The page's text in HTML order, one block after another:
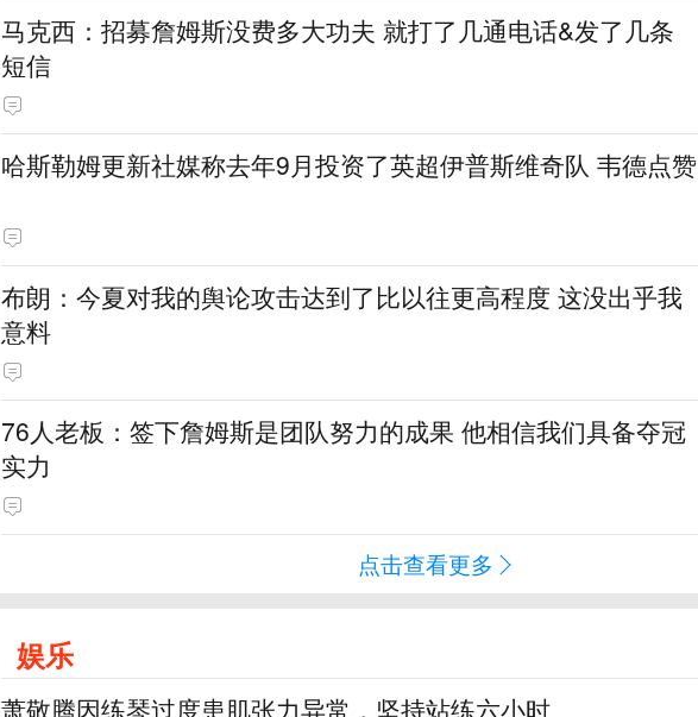
马克西：招募詹姆斯没费多大功夫 就打了几通电话&发了几条
短信
哈斯勒姆更新社媒称去年9月投资了英超伊普斯维奇队 韦德点赞
布朗：今夏对我的舆论攻击达到了比以往更高程度 这没出乎我
意料
76人老板：签下詹姆斯是团队努力的成果 他相信我们具备夺冠
实力
点击查看更多
娱乐
萧敬腾因练琴过度患肌张力异常，坚持站练六小时